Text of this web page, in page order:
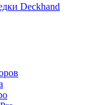
Deckhand